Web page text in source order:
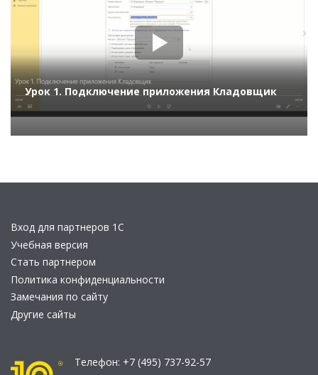
Урок 1. Подключение приложения Кладовщик
Вход для партнеров 1С
Учебная версия
Стать партнером
Политика конфиденциальности
Замечания по сайту
Другие сайты
Телефон: +7 (495) 737-92-57